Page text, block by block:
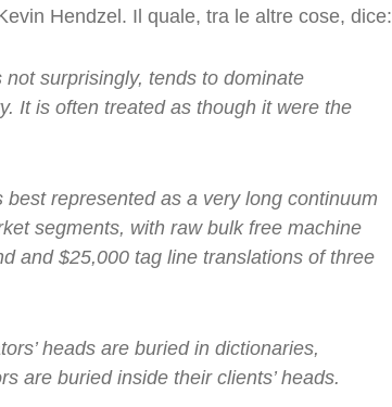
Hendzel. Il quale, tra le altre cose, dice:
surprisingly, tends to dominate
It is often treated as though it were the
represented as a very long continuum
segments, with raw bulk free machine
and $25,000 tag line translations of three
heads are buried in dictionaries,
are buried inside their clients’ heads.